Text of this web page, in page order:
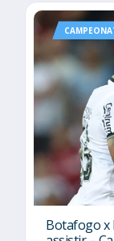
Botafogo x